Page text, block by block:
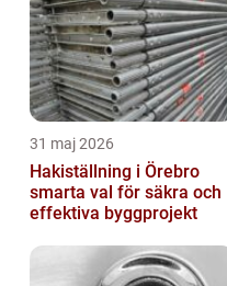
31 maj 2026
Hakiställning i Örebro
smarta val för säkra och
effektiva byggprojekt